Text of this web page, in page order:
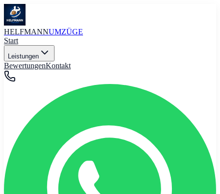
HELFMANNUMZÜGE
Start
Leistungen
BewertungenKontakt